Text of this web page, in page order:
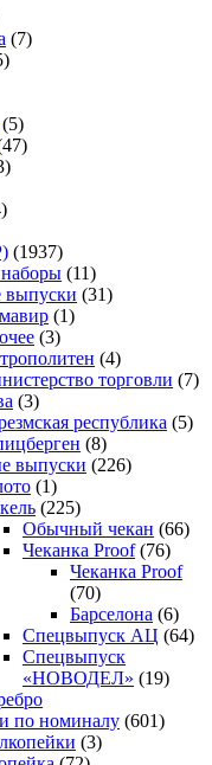
(7)
(5)
(1937)
(11)
(31)
(1)
(3)
(4)
торговли (7)
(3)
республика (5)
(8)
выпуски (226)
(1)
(225)
Обычный чекан (66)
Чеканка Proof(76)
Чеканка Proof
(70)
Барселона (6)
Спецвыпуск АЦ (64)
Спецвыпуск
«НОВОДЕЛ» (19)
по номиналу (601)
(3)